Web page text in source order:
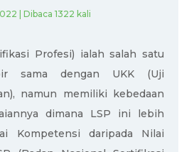
| Dibaca 1322 kali
Profesi) ialah salah satu
sama dengan UKK (Uji
namun memiliki kebedaan
dimana LSP ini lebih
Kompetensi daripada Nilai